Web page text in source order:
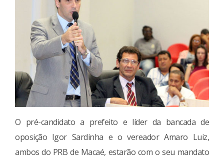
O pré-candidato a prefeito e líder da bancada de
oposição Igor Sardinha e o vereador Amaro Luiz,
ambos do PRB de Macaé, estarão com o seu mandato